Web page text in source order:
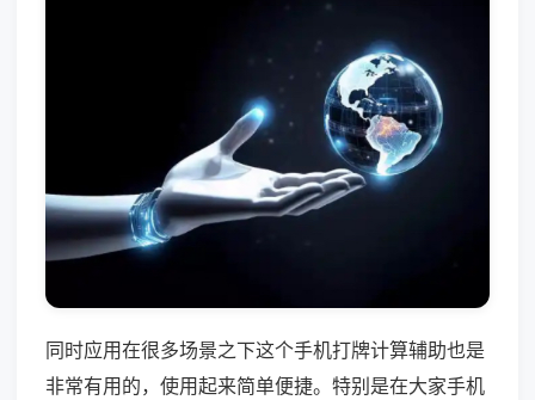
同时应用在很多场景之下这个手机打牌计算辅助也是
非常有用的，使用起来简单便捷。特别是在大家手机